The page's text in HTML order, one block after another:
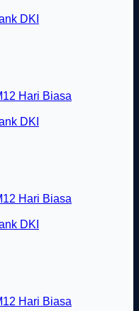
DKI
Hari Biasa
DKI
Hari Biasa
DKI
Hari Biasa